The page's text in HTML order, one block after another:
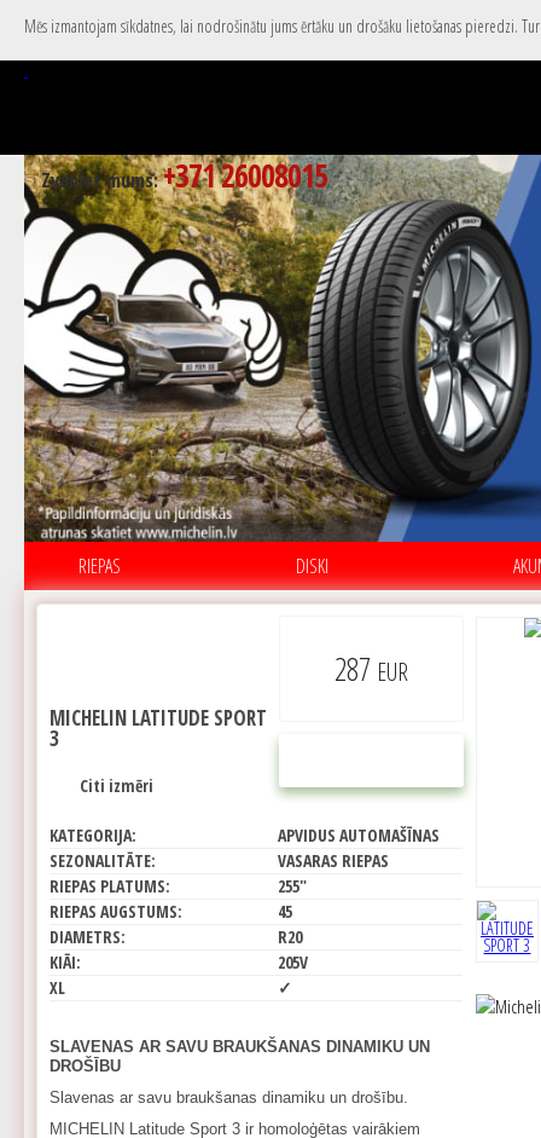
Mēs izmantojam sīkdatnes, lai nodrošinātu jums ērtāku un drošāku lietošanas pieredzi.
Zvaniet mums:+371 26008015
RIEPAS DISKI
287 EUR
MICHELIN LATITUDE SPORT
3
Citi izmēri
KATEGORIJA:
APVIDUS AUTOMAŠĪNAS
SEZONALITĀTE:
VASARAS RIEPAS
RIEPAS PLATUMS:
255"
RIEPAS AUGSTUMS:
45
DIAMETRS:
R20
KIĀI:
205V
XL
✓
SLAVENAS AR SAVU BRAUKŠANAS DINAMIKU UN
DROŠĪBU
Slavenas ar savu braukšanas dinamiku un drošību.
MICHELIN Latitude Sport 3 ir homoloģētas vairākiem